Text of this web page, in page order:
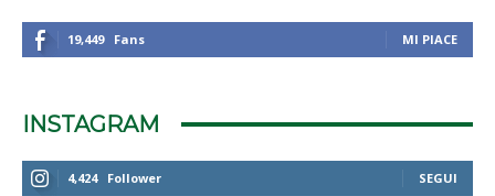
19,449 Fans MI PIACE
INSTAGRAM
4,424 Follower SEGUI